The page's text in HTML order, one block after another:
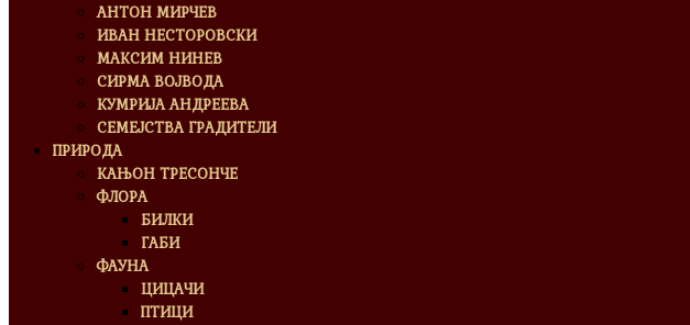
АНТОН МИРЧЕВ
ИВАН НЕСТОРОВСКИ
МАКСИМ НИНЕВ
СИРМА ВОЈВОДА
КУМРИЈА АНДРЕЕВА
СЕМЕЈСТВА ГРАДИТЕЛИ
ПРИРОДА
КАЊОН ТРЕСОНЧЕ
ФЛОРА
БИЛКИ
ГАБИ
ФАУНА
ЦИЦАЧИ
ПТИЦИ